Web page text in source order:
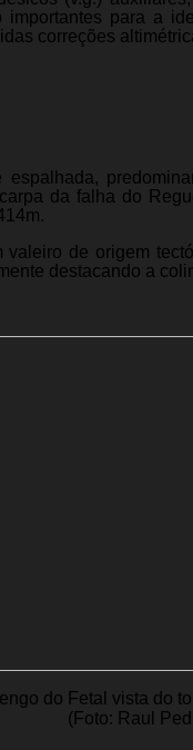
para a
correções
da falha do
de origem
destacando a
do Fetal vista do
(Foto: Raul